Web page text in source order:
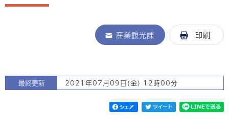
産業観光課 印刷
最終更新 2021年07月09日(金) 12時00分